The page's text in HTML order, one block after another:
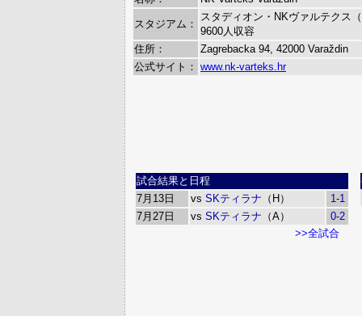
スタジアム：
スタディオン・NKヴァルテクス
9600人収容
住所：
Zagrebacka 94, 42000 Varaždin
公式サイト： www.nk-varteks.hr
試合結果と日程
7月13日
vs SKティラナ （H）
1-1
7月27日
vs SKティラナ （A）
0-2
>>全試合